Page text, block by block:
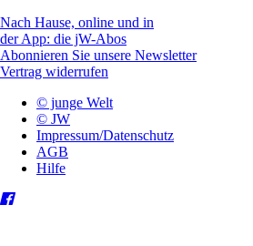
Nach Hause, online und in
der App: die jW-Abos
Abonnieren Sie unsere Newsletter
Vertrag widerrufen
© junge Welt
© JW
Impressum/Datenschutz
AGB
Hilfe